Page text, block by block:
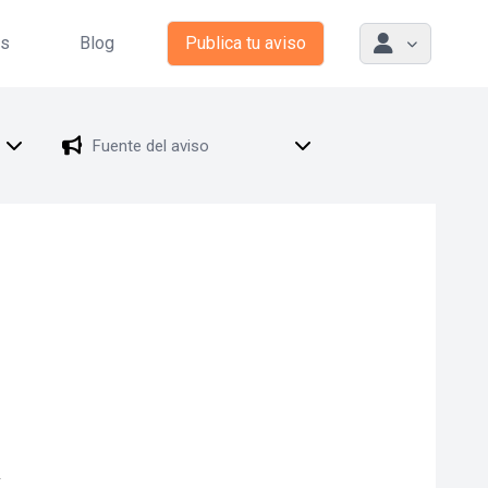
Blog Publica tu aviso